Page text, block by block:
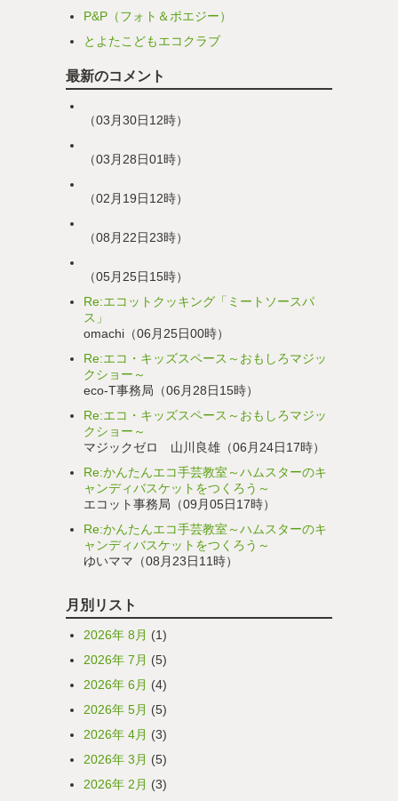
P&P（フォト＆ポエジー）
とよたこどもエコクラブ
最新のコメント
（03月30日12時）
（03月28日01時）
（02月19日12時）
（08月22日23時）
（05月25日15時）
Re:エコットクッキング「ミートソースパ
ス」
omachi（06月25日00時）
Re:エコ・キッズスペース～おもしろマジッ
クショー～
eco-T事務局（06月28日15時）
Re:エコ・キッズスペース～おもしろマジッ
クショー～
マジックゼロ 山川良雄（06月24日17時）
Re:かんたんエコ手芸教室～ハムスターのキ
ャンディバスケットをつくろう～
エコット事務局（09月05日17時）
Re:かんたんエコ手芸教室～ハムスターのキ
ャンディバスケットをつくろう～
ゆいママ（08月23日11時）
月別リスト
2026年 8月 (1)
2026年 7月 (5)
2026年 6月 (4)
2026年 5月 (5)
2026年 4月 (3)
2026年 3月 (5)
2026年 2月 (3)